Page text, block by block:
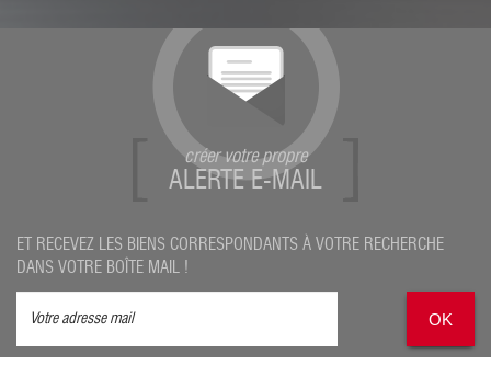
créer votre propre
ALERTE E-MAIL
ET RECEVEZ LES BIENS CORRESPONDANTS À VOTRE RECHERCHE
DANS VOTRE BOÎTE MAIL !
OK